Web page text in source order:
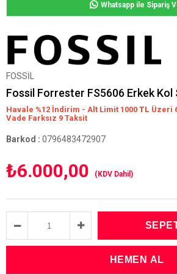
Whatsapp ile Sipariş
FOSSİL
Fossil Forrester FS5606 Erkek Kol
Havale %12 İndirim - Alt Limit 1000 TL Üzeri
Vade Farksız 9 Taksit
Barkod : 0796483472907
₺6.000,00 (KDV Dahil)